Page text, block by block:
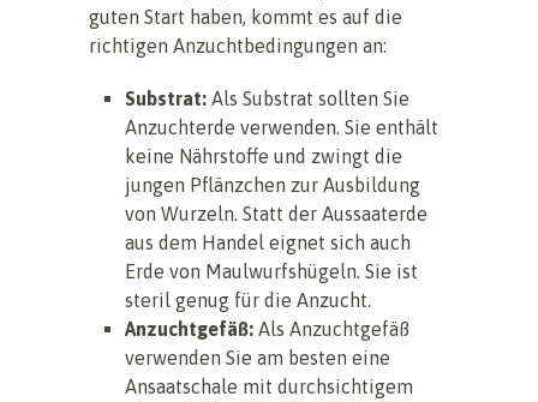
guten Start haben, kommt es auf die
richtigen Anzuchtbedingungen an:
Substrat: Als Substrat sollten Sie
Anzuchterde verwenden. Sie enthält
keine Nährstoffe und zwingt die
jungen Pflänzchen zur Ausbildung
von Wurzeln. Statt der Aussaaterde
aus dem Handel eignet sich auch
Erde von Maulwurfshügeln. Sie ist
steril genug für die Anzucht.
Anzuchtgefäß: Als Anzuchtgefäß
verwenden Sie am besten eine
Ansaatschale mit durchsichtigem